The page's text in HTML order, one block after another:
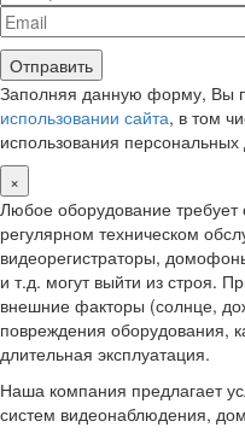
Заполняя данную форму, Вы
использовании сайта, в том
использования
×
Любое оборудование
регулярном техническом
видеорегистраторы,
и т.д. могут выйти из строя.
внешние факторы (солнце,
повреждения оборудования,
длительная эксплуатация.
Наша компания предлагает
систем видеонаблюдения,